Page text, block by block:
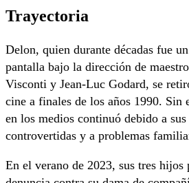
Trayectoria
Delon, quien durante décadas fue
pantalla bajo la dirección de
Visconti y Jean-Luc Godard, se
cine a finales de los años 1990. Sin
en los medios continuó debido a
controvertidas y a problemas
En el verano de 2023, sus tres hijos